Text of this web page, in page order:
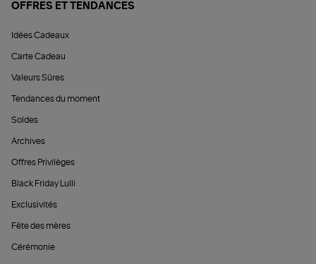
OFFRES ET TENDANCES
Idées Cadeaux
Carte Cadeau
Valeurs Sûres
Tendances du moment
Soldes
Archives
Offres Privilèges
Black Friday Lulli
Exclusivités
Fête des mères
Cérémonie